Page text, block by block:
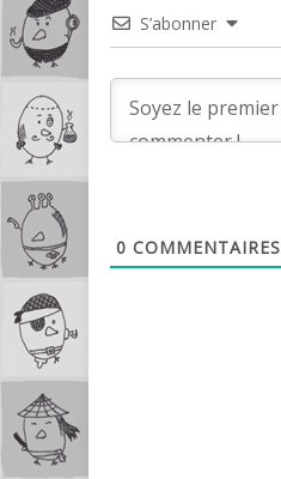
S’abonner
0 COMMENTAIRES